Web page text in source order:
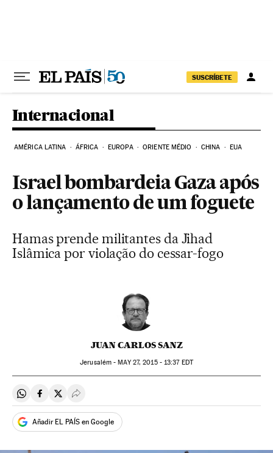
SUSCRÍBETE
Internacional
AMÉRICA LATINA ÁFRICA EUROPA ORIENTE MÉDIO CHINA EUA
Israel bombardeia Gaza após
o lançamento de um foguete
Hamas prende militantes da Jihad
Islâmica por violação do cessar-fogo
JUAN CARLOS SANZ
Jerusalém -MAY27, 2015 - 13:37EDT
Compartir en Whatsapp
Compartir en Facebook
Compartir en Twitter
Desplegar Redes Sociales
Añadir EL PAÍS en Google